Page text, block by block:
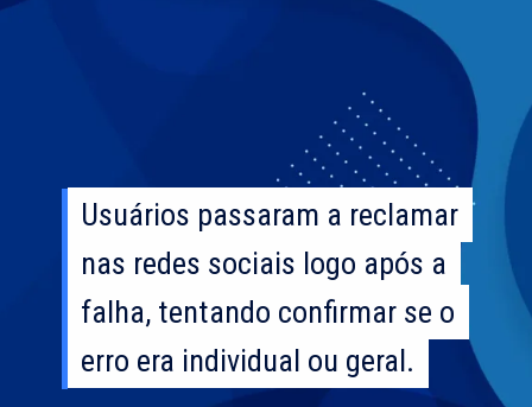
Usuários passaram a reclamar
nas redes sociais logo após a
falha, tentando confirmar se o
erro era individual ou geral.
Usuários passaram a reclamar
nas redes sociais logo após a
falha, tentando confirmar se o
erro era individual ou geral.